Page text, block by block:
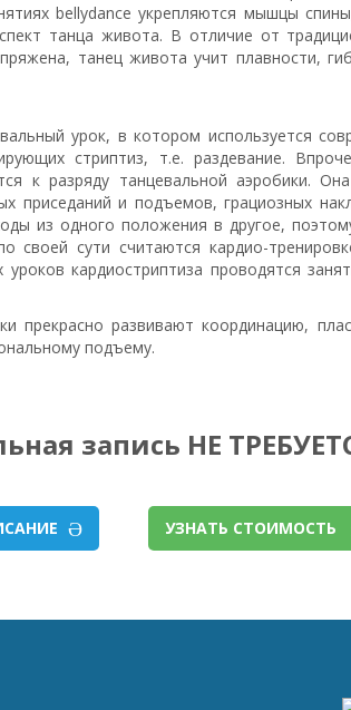
bellydance укрепляются мышцы
танца живота. В отличие от
танец живота учит плавности,
урок, в котором используется
стриптиз, т.е. раздевание.
к разряду танцевальной аэробики.
приседаний и подъемов, грациозных
из одного положения в другое,
своей сути считаются кардио-
кардиостриптиза проводятся
прекрасно развивают координацию,
подъему.
запись НЕ
УЗНАТЬ СТОИМОСТЬ